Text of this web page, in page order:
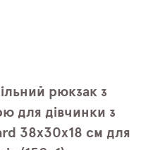
рюкзак з
для дівчинки з
38х30х18 см для